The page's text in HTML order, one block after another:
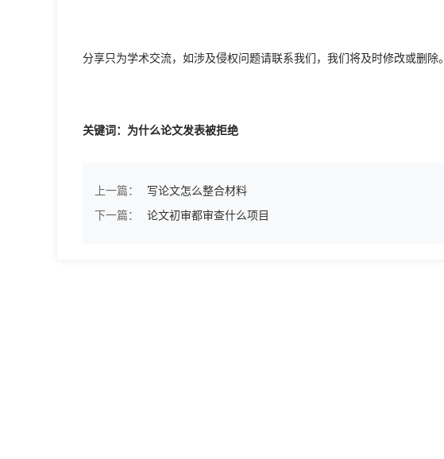
分享只为学术交流，如涉及侵权问题请联系我们，我们将及时修改或删除。
关键词：为什么论文发表被拒绝
上一篇：
写论文怎么整合材料
下一篇：
论文初审都审查什么项目